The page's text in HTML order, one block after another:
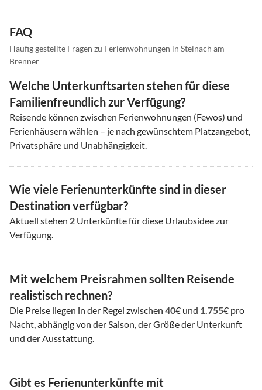
FAQ
Häufig gestellte Fragen zu Ferienwohnungen in Steinach am
Brenner
Welche Unterkunftsarten stehen für diese
Familienfreundlich zur Verfügung?
Reisende können zwischen Ferienwohnungen (Fewos) und
Ferienhäusern wählen – je nach gewünschtem Platzangebot,
Privatsphäre und Unabhängigkeit.
Wie viele Ferienunterkünfte sind in dieser
Destination verfügbar?
Aktuell stehen 2 Unterkünfte für diese Urlaubsidee zur
Verfügung.
Mit welchem Preisrahmen sollten Reisende
realistisch rechnen?
Die Preise liegen in der Regel zwischen 40€ und 1.755€ pro
Nacht, abhängig von der Saison, der Größe der Unterkunft
und der Ausstattung.
Gibt es Ferienunterkünfte mit